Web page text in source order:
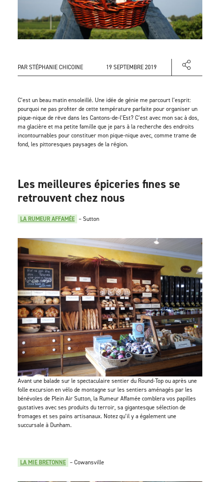
PAR STÉPHANIE CHICOINE 19 SEPTEMBRE 2019
C’est un beau matin ensoleillé. Une idée de génie me parcourt l’esprit:
pourquoi ne pas profiter de cette température parfaite pour organiser un
pique-nique de rêve dans les Cantons-de-l’Est? C’est avec mon sac à dos,
ma glacière et ma petite famille que je pars à la recherche des endroits
incontournables pour constituer mon pique-nique avec, comme trame de
fond, les pittoresques paysages de la région.
Les meilleures épiceries fines se
retrouvent chez nous
LA RUMEUR AFFAMÉE – Sutton
Avant une balade sur le spectaculaire sentier du Round-Top ou après une
folle excursion en vélo de montagne sur les sentiers aménagés par les
bénévoles de Plein Air Sutton, la Rumeur Affamée comblera vos papilles
gustatives avec ses produits du terroir, sa gigantesque sélection de
fromages et ses pains artisanaux. Notez qu’il y a également une
succursale à Dunham.
LA MIE BRETONNE – Cowansville